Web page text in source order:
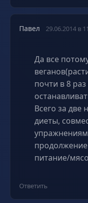
Павел 29.06.2014 в
Да все
почти в 8
Всего за две
диеты,
питание/
Ответить